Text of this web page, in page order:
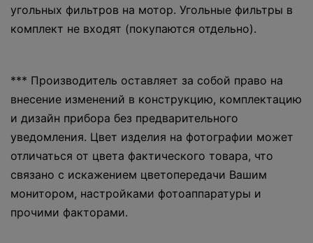
угольных фильтров на мотор. Угольные фильтры в
комплект не входят (покупаются отдельно).
*** Производитель оставляет за собой право на
внесение изменений в конструкцию, комплектацию
и дизайн прибора без предварительного
уведомления. Цвет изделия на фотографии может
отличаться от цвета фактического товара, что
связано с искажением цветопередачи Вашим
монитором, настройками фотоаппаратуры и
прочими факторами.